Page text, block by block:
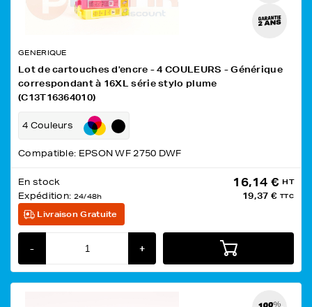
GENERIQUE
Lot de cartouches d'encre - 4 COULEURS - Générique
correspondant à 16XL série stylo plume
(C13T16364010)
4 Couleurs
Compatible: EPSON WF 2750 DWF
En stock
Expédition: 24/48h
16,14 € HT
19,37 € TTC
Livraison Gratuite
- +